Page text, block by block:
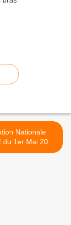
Nationale
du 1er Mai 2018
>